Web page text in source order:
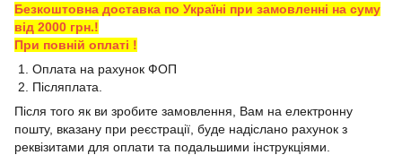
Безкоштовна доставка по Україні при замовленні на суму
від 2000 грн.!
При повній оплаті !
1. Оплата на рахунок ФОП
2. Післяплата.
Після того як ви зробите замовлення, Вам на електронну
пошту, вказану при реєстрації, буде надіслано рахунок з
реквізитами для оплати та подальшими інструкціями.